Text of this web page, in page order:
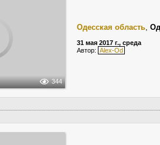
344
Одесская область,
31 мая 2017 г., среда
Автор: Alex-Od